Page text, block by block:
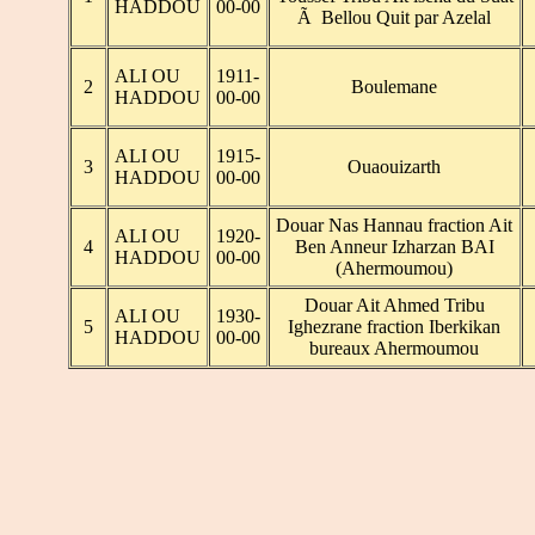
HADDOU 00-00
Ã Bellou Quit par Azelal
2
ALI OU
HADDOU
1911-
00-00
Boulemane
3
ALI OU
HADDOU
1915-
00-00
Ouaouizarth
4
ALI OU
HADDOU
1920-
00-00
Douar Nas Hannau fraction Ait
Ben Anneur Izharzan BAI
(Ahermoumou)
5
ALI OU
HADDOU
1930-
00-00
Douar Ait Ahmed Tribu
Ighezrane fraction Iberkikan
bureaux Ahermoumou